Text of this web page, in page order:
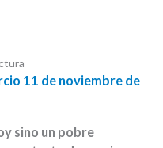
11 de noviembre de
sino un pobre